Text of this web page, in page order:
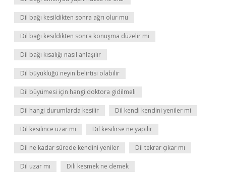
Dil bağı kesildikten sonra ağrı olur mu
Dil bağı kesildikten sonra konuşma düzelir mi
Dil bağı kısalığı nasıl anlaşılır
Dil büyüklüğü neyin belirtisi olabilir
Dil büyümesi için hangi doktora gidilmeli
Dil hangi durumlarda kesilir Dil kendi kendini yeniler mi
Dil kesilince uzar mı Dil kesilirse ne yapılır
Dil ne kadar sürede kendini yeniler Dil tekrar çıkar mı
Dil uzar mı Dili kesmek ne demek